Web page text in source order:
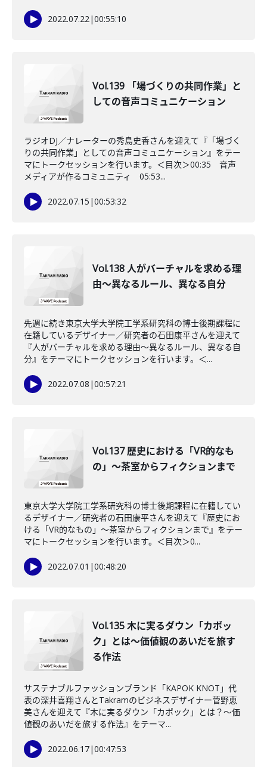
2022.07.22|00:55:10
Vol.139 「場づくりの共同作業」と
しての音声コミュニケーション
ラジオDJ／ナレーターの秀島史香さんを迎えて『「場づく
りの共同作業」としての音声コミュニケーション』をテー
マにトークセッションを行います。＜目次＞00:35 音声
メディアが作るコミュニティ 05:53...
2022.07.15 |00:53:32
Vol.138 人がバーチャルを求める理
由～異なるルール、異なる自分
先週に続き東京大学大学院工学系研究科の博士後期課程に
在籍しているデザイナー／研究者の石田康平さんを迎えて
『人がバーチャルを求める理由～異なるルール、異なる自
分』をテーマにトークセッションを行います。＜...
2022.07.08 |00:57:21
Vol.137 歴史における「VR的なも
の」～茶室からフィクションまで
東京大学大学院工学系研究科の博士後期課程に在籍してい
るデザイナー／研究者の石田康平さんを迎えて『歴史にお
ける「VR的なもの」～茶室からフィクションまで』をテー
マにトークセッションを行います。＜目次＞0...
2022.07.01 |00:48:20
Vol.135 木に実るダウン「カポッ
ク」とは～価値観のあいだを旅す
る作法
サステナブルファッションブランド「KAPOK KNOT」代
表の深井喜翔さんとTakramのビジネスデザイナー菅野恵
美さんを迎えて『木に実るダウン「カポック」とは？～価
値観のあいだを旅する作法』をテーマ...
2022.06.17|00:47:53